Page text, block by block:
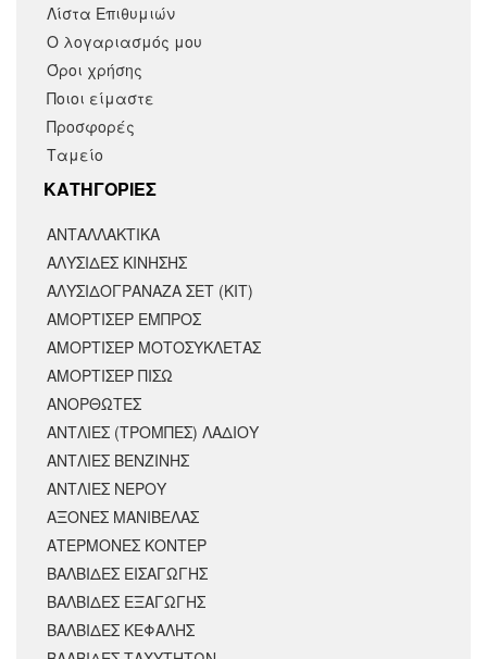
Λίστα Επιθυμιών
Ο λογαριασμός μου
Όροι χρήσης
Ποιοι είμαστε
Προσφορές
Ταμείο
KΑΤΗΓΟΡΙΕΣ
ΑΝΤΑΛΛΑΚΤΙΚΆ
ΑΛΥΣΙΔΕΣ ΚΙΝΗΣΗΣ
ΑΛΥΣΙΔΟΓΡΑΝΑΖΑ ΣΕΤ (ΚΙΤ)
ΑΜΟΡΤΙΣΕΡ ΕΜΠΡΟΣ
ΑΜΟΡΤΙΣΈΡ ΜΟΤΟΣΥΚΛΈΤΑΣ
ΑΜΟΡΤΙΣΕΡ ΠΙΣΩ
ΑΝΟΡΘΩΤΕΣ
ΑΝΤΛΙΕΣ (ΤΡΟΜΠΕΣ) ΛΑΔΙΟΥ
ΑΝΤΛΙΕΣ ΒΕΝΖΙΝΗΣ
ΑΝΤΛΙΕΣ ΝΕΡΟΥ
ΑΞΟΝΕΣ ΜΑΝΙΒΕΛΑΣ
ΑΤΕΡΜΟΝΕΣ ΚΟΝΤΕΡ
ΒΑΛΒΙΔΕΣ ΕΙΣΑΓΩΓΗΣ
ΒΑΛΒΙΔΕΣ ΕΞΑΓΩΓΗΣ
ΒΑΛΒΙΔΕΣ ΚΕΦΑΛΗΣ